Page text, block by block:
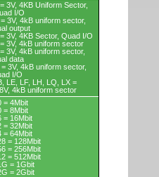
3V, 4KB Uniform Sector,
I/O
3V, 4kB uniform sector,
output
3V, 4KB Sector, Quad I/O
3V, 4kB uniform sector
3V, 4kB uniform sector,
data
3V, 4kB uniform sector,
I/O
LE, LF, LH, LQ, LX =
4kB uniform sector
= 4Mbit
= 8Mbit
= 16Mbit
= 32Mbit
= 64Mbit
= 128Mbit
= 256Mbit
= 512Mbit
= 1Gbit
= 2Gbit